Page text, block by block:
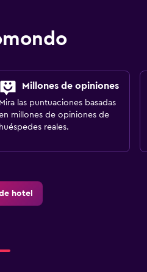
Millones de opiniones
Mira las puntuaciones basadas
millones de opiniones de
huéspedes reales.
hotel